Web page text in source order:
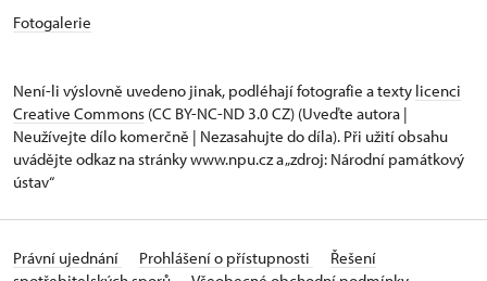
Fotogalerie
Není-li výslovně uvedeno jinak, podléhají fotografie a texty licenci
Creative Commons (CC BY-NC-ND 3.0 CZ) (Uveďte autora |
Neužívejte dílo komerčně | Nezasahujte do díla). Při užití obsahu
uvádějte odkaz na stránky www.npu.cz a „zdroj: Národní památkový
ústav“
Právní ujednání Prohlášení o přístupnosti
Řešení